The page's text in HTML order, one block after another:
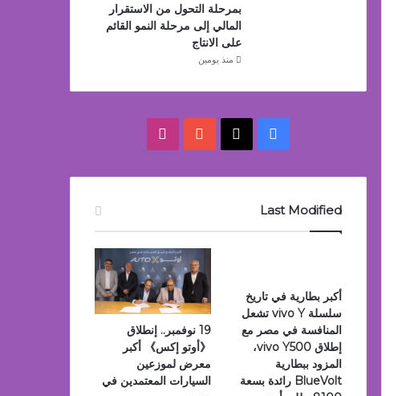
بمرحلة التحول من الاستقرار
المالي إلى مرحلة النمو القائم
على الانتاج
منذ يومين
فيسبوك
‫X
‫YouTubeانستقرام
Last Modified
أكبر بطارية في تاريخ
سلسلة vivo Y تشعل
المنافسة في مصر مع
إطلاق vivo Y500،
المزود ببطارية
BlueVolt رائدة بسعة
19 نوفمبر.. إنطلاق
《أوتو إكس》 أكبر
معرض لموزعين
السيارات المعتمدين في